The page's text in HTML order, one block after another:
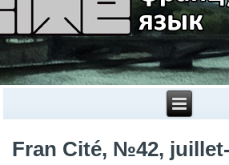
Fran Cité, №42,